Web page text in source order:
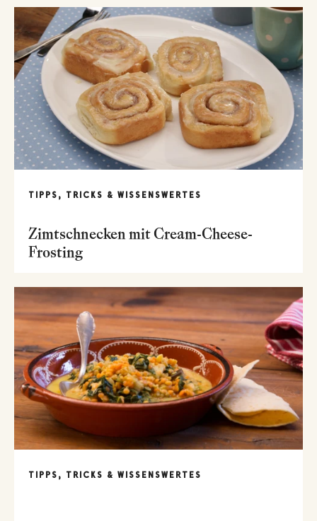
TIPPS, TRICKS & WISSENSWERTES
Zimtschnecken mit Cream-Cheese-
Frosting
TIPPS, TRICKS & WISSENSWERTES